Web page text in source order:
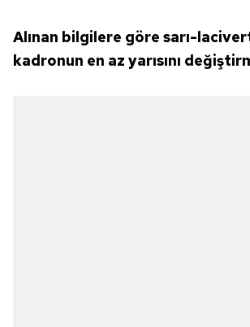
Alınan bilgilere göre sarı-
kadronun en az yarısını